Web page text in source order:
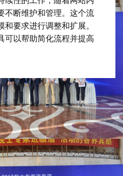
不断维护和管理。这个流
要求进行调整和扩展。
可以帮助简化流程并提高